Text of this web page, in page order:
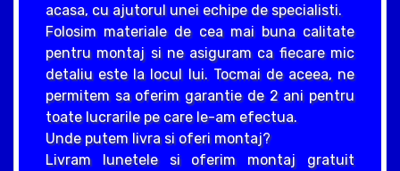
acasa, cu ajutorul unei echipe de specialisti.
Folosim materiale de cea mai buna calitate
pentru montaj si ne asiguram ca fiecare mic
detaliu este la locul lui. Tocmai de aceea, ne
permitem sa oferim garantie de 2 ani pentru
toate lucrarile pe care le-am efectua.
Unde putem livra si oferi montaj?
Livram lunetele si oferim montaj gratuit